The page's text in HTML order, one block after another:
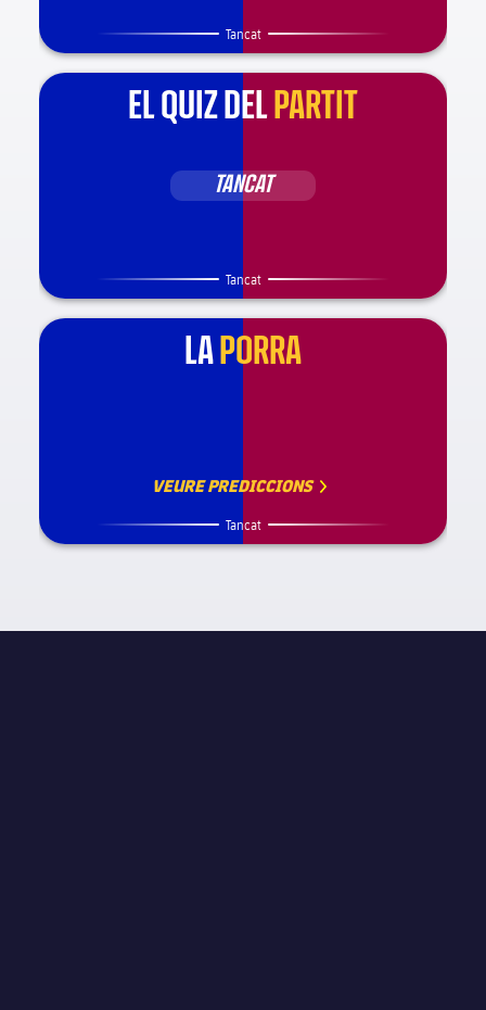
Tancat
EL QUIZ DEL PARTIT
TANCAT
Tancat
LA PORRA
VEURE PREDICCIONS
Tancat